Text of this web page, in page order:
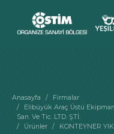
Anasayfa
Firmalar
Elibüyük Araç Üstü
San. Ve Tic. LTD. ŞTİ.
Ürünler
KONTEYNER